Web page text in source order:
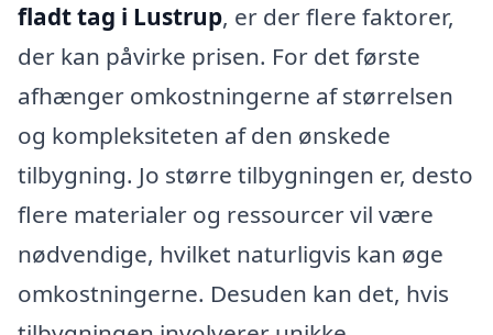
fladt tag i Lustrup, er der flere faktorer,
der kan påvirke prisen. For det første
afhænger omkostningerne af størrelsen
og kompleksiteten af den ønskede
tilbygning. Jo større tilbygningen er, desto
flere materialer og ressourcer vil være
nødvendige, hvilket naturligvis kan øge
omkostningerne. Desuden kan det, hvis